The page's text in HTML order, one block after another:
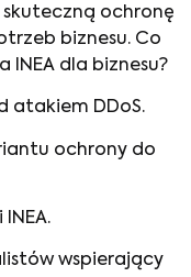
ochronę
biznesu. Co
INEA dla biznesu?
DDoS.
ochrony do
wspierający